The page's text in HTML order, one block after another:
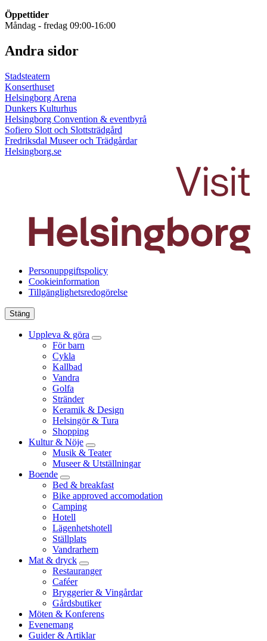
Öppettider
Måndag - fredag 09:00-16:00
Andra sidor
Stadsteatern
Konserthuset
Helsingborg Arena
Dunkers Kulturhus
Helsingborg Convention & eventbyrå
Sofiero Slott och Slottsträdgård
Fredriksdal Museer och Trädgårdar
Helsingborg.se
Personuppgiftspolicy
Cookieinformation
Tillgänglighetsredogörelse
Stäng
Uppleva & göra
För barn
Cykla
Kallbad
Vandra
Golfa
Stränder
Keramik & Design
Helsingör & Tura
Shopping
Kultur & Nöje
Musik & Teater
Museer & Utställningar
Boende
Bed & breakfast
Bike approved accomodation
Camping
Hotell
Lägenhetshotell
Ställplats
Vandrarhem
Mat & dryck
Restauranger
Caféer
Bryggerier & Vingårdar
Gårdsbutiker
Möten & Konferens
Evenemang
Guider & Artiklar